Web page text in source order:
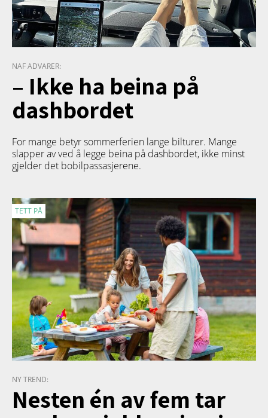
NAF ADVARER:
– Ikke ha beina på
dashbordet
For mange betyr sommerferien lange bilturer. Mange
slapper av ved å legge beina på dashbordet, ikke minst
gjelder det bobilpassasjerene.
TETT PÅ
NY TREND:
Nesten én av fem tar